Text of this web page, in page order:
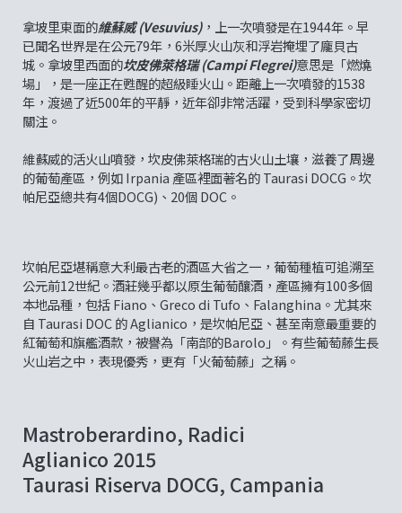
拿坡里東面的維蘇威 (Vesuvius)，上一次噴發是在1944年。早
已聞名世界是在公元79年，6米厚火山灰和浮岩掩埋了龐貝古
城。拿坡里西面的坎皮佛萊格瑞 (Campi Flegrei)意思是「燃燒
場」，是一座正在甦醒的超級睡火山。距離上一次噴發的1538
年，渡過了近500年的平靜，近年卻非常活躍，受到科學家密切
關注。
維蘇威的活火山噴發，坎皮佛萊格瑞的古火山土壤，滋養了周邊
的葡萄產區，例如 Irpania 產區裡面著名的 Taurasi DOCG。坎
帕尼亞總共有4個DOCG)、20個 DOC。
坎帕尼亞堪稱意大利最古老的酒區大省之一，葡萄種植可追溯至
公元前12世紀。酒莊幾乎都以原生葡萄釀酒，產區擁有100多個
本地品種，包括 Fiano、Greco di Tufo、Falanghina。尤其來
自 Taurasi DOC 的 Aglianico，是坎帕尼亞、甚至南意最重要的
紅葡萄和旗艦酒款，被譽為「南部的Barolo」。有些葡萄藤生長
火山岩之中，表現優秀，更有「火葡萄藤」之稱。
Mastroberardino, Radici
Aglianico 2015
Taurasi Riserva DOCG, Campania